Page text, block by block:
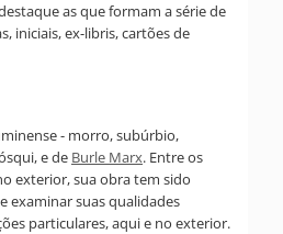
as que formam a série de
iniciais, ex-libris, cartões de
- morro, subúrbio,
e de Burle Marx. Entre os
exterior, sua obra tem sido
examinar suas qualidades
particulares, aqui e no exterior.